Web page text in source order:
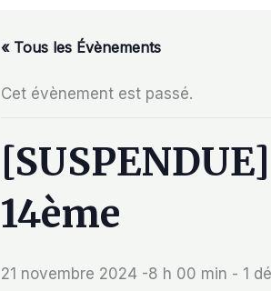
« Tous les Évènements
Cet évènement est passé.
14ème
21 novembre 2024 -8 h 00 min - 1